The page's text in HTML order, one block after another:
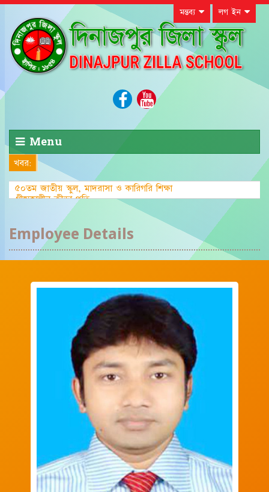
মন্তব্য লগ ইন
Menu
খবর:
৫০তম জাতীয় স্কুল, মাদরাসা ও কারিগরি শিক্ষা
গ্রীষ্মকালীন ক্রীড়া প্রতিযোগিতা-২০২৩ এ
Employee Details